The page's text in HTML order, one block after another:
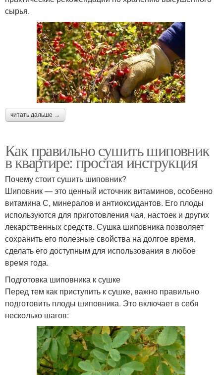
сырья.
читать дальше →
Как правильно сушить шиповник
в квартире: простая инструкция
Почему стоит сушить шиповник?
Шиповник — это ценный источник витаминов, особенно
витамина С, минералов и антиоксидантов. Его плоды
используются для приготовления чая, настоек и других
лекарственных средств. Сушка шиповника позволяет
сохранить его полезные свойства на долгое время,
сделать его доступным для использования в любое
время года.
Подготовка шиповника к сушке
Перед тем как приступить к сушке, важно правильно
подготовить плоды шиповника. Это включает в себя
несколько шагов: